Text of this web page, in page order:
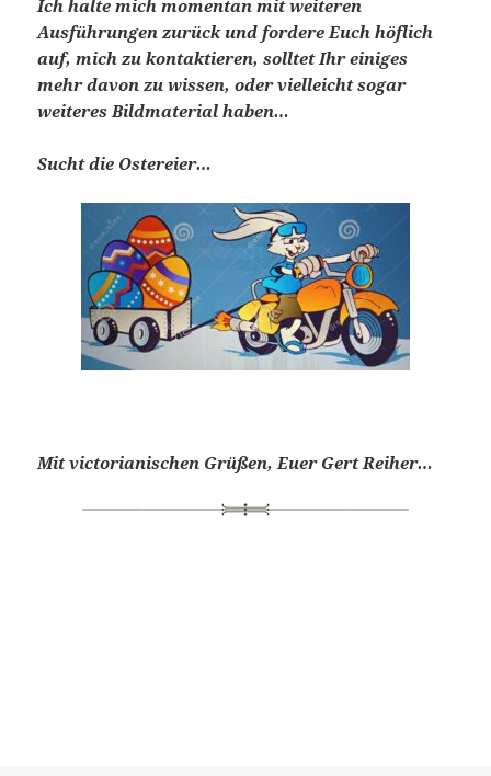
Ich halte mich momentan mit weiteren
Ausführungen zurück und fordere Euch höflich
auf, mich zu kontaktieren, solltet Ihr einiges
mehr davon zu wissen, oder vielleicht sogar
weiteres Bildmaterial haben…
Sucht die Ostereier…
Mit victorianischen Grüßen, Euer Gert Reiher…